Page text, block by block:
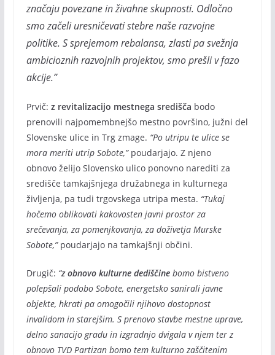
značaju povezane in živahne skupnosti. Odločno
smo začeli uresničevati stebre naše razvojne
politike. S sprejemom rebalansa, zlasti pa svežnja
ambicioznih razvojnih projektov, smo prešli v fazo
akcije.”
Prvič: z revitalizacijo mestnega središča bodo
prenovili najpomembnejšo mestno površino, južni del
Slovenske ulice in Trg zmage. “Po utripu te ulice se
mora meriti utrip Sobote,”poudarjajo. Z njeno
obnovo želijo Slovensko ulico ponovno narediti za
središče tamkajšnjega družabnega in kulturnega
življenja, pa tudi trgovskega utripa mesta. “Tukaj
hočemo oblikovati kakovosten javni prostor za
srečevanja, za pomenjkovanja, za doživetja Murske
Sobote,”poudarjajo na tamkajšnji občini.
Drugič: “z obnovo kulturne dediščinebomo bistveno
polepšali podobo Sobote, energetsko sanirali javne
objekte, hkrati pa omogočili njihovo dostopnost
invalidom in starejšim. S prenovo stavbe mestne uprave,
delno sanacijo gradu in izgradnjo dvigala v njem ter z
obnovo TVD Partizan bomo tem kulturno zaščitenim